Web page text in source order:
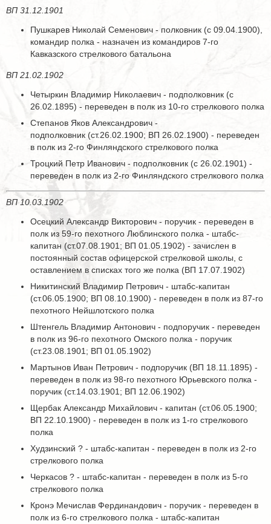
ВП 31.12.1901
Пушкарев Николай Семенович - полковник (с 09.04.1900),
командир полка - назначен из командиров 7-го
Кавказского стрелкового батальона
ВП 21.02.1902
Четыркин Владимир Николаевич - подполковник (с
26.02.1895) - переведен в полк из 10-го стрелкового полка
Степанов Яков Александрович -
подполковник (ст.26.02.1900; ВП 26.02.1900) - переведен
в полк из 2-го Финляндского стрелкового полка
Троцкий Петр Иванович - подполковник (с 26.02.1901) -
переведен в полк из 2-го Финляндского стрелкового полка
ВП 10.03.1902
Осецкий Александр Викторович - поручик - переведен в
полк из 59-го пехотного Люблинского полка - штабс-
капитан (ст.07.08.1901; ВП 01.05.1902) - зачислен в
постоянный состав офицерской стрелковой школы, с
оставлением в списках того же полка (ВП 17.07.1902)
Никитинский Владимир Петрович - штабс-капитан
(ст.06.05.1900; ВП 08.10.1900) - переведен в полк из 87-го
пехотного Нейшлотского полка
Штенгель Владимир Антонович - подпоручик - переведен
в полк из 96-го пехотного Омского полка - поручик
(ст.23.08.1901; ВП 01.05.1902)
Мартынов Иван Петрович - подпоручик (ВП 18.11.1895) -
переведен в полк из 98-го пехотного Юрьевского полка -
поручик (ст.14.03.1901; ВП 12.06.1902)
Щербак Александр Михайлович - капитан (ст.06.05.1900;
ВП 22.10.1900) - переведен в полк из 1-го стрелкового
полка
Худзинский ? - штабс-капитан - переведен в полк из 2-го
стрелкового полка
Черкасов ? - штабс-капитан - переведен в полк из 5-го
стрелкового полка
Кронэ Мечислав Фердинандович - поручик - переведен в
полк из 6-го стрелкового полка - штабс-капитан